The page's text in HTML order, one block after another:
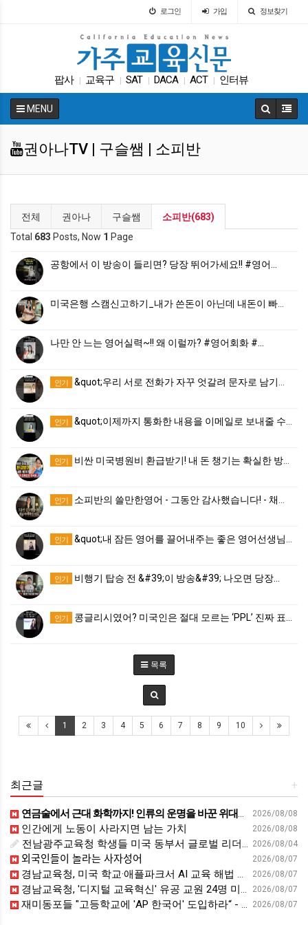
로그인 가입 정보찾기
팝사 교육구 SAT DACA ACT 인터뷰
| 입학원서 교육뉴스 교육정책 학교급식
MENU
권아나TV | 구슬쌤 | 소피반
전체 권아나 구슬쌤
소피반(683)
Total 683 Posts, Now 1 Page
공항에서 이 방송이 들리면? 당장 뛰어가세요!! #영어…
나만 안 느는 영어실력~!! 왜 이럴까? #영어회화 #…
인기 &quot;우리 서로 전화가 자꾸 엇갈려 문자로 남기는…
인기 &quot;이제까지 통화한 내용을 이메일로 보내줄 수 …
인기 비싼 미국병원비 환급받기! 내 돈 챙기는 확실한 방법 …
인기 소피반의 쓸만한영어 - 그동안 감사했습니다! - 채널이…
인기 &quot;내 잠든 영어를 끌어내주는 좋은 영어선생님을…
인기 비행기 탑승 전 &#39;이 방송&#39; 나오면 당장…
인기 콩글리시였어? 미국인은 절대 모르는 ‘PPL’ 진짜 표…
목록
1 2 3 4 5 6 7 8 9 10
+
최근글
2026/08/08
연금술에서 근대 화학까지! 인류의 운명을 바꾼 위대한 발견 : 생각하는 청소년을 위한 과학 시리즈 2부(feat.박문호 박사)
2026/08/08
인간에게 노동이 사라지면 남는 가치
2026/08/04
전남광주교육청 학생들 미국 동부서 글로벌 리더십 체험 - 전남인터넷신문
2026/08/07
외국인들이 놀라는 사자성어
2026/08/07
경남교육청, 미국 학교·애플파크서 AI 교육 해법 찾는다 - 스트레이트뉴스
2026/08/07
경남교육청, '디지털 교육혁신' 유공 교원 24명 미국 연수 - 연합뉴스
2026/08/07
재미동포들 "고등학교에 'AP 한국어' 도입하라“ - 재외동포신문